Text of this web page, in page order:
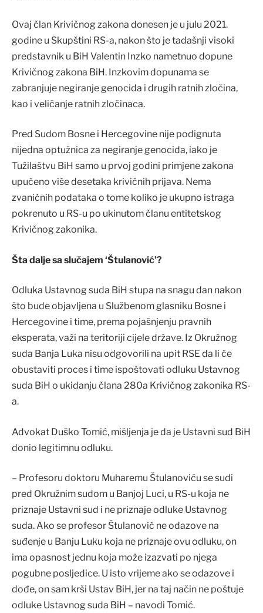
Ovaj član Krivičnog zakona donesen je u julu 2021.
godine u Skupštini RS-a, nakon što je tadašnji visoki
predstavnik u BiH Valentin Inzko nametnuo dopune
Krivičnog zakona BiH. Inzkovim dopunama se
zabranjuje negiranje genocida i drugih ratnih zločina,
kao i veličanje ratnih zločinaca.
Pred Sudom Bosne i Hercegovine nije podignuta
nijedna optužnica za negiranje genocida, iako je
Tužilaštvu BiH samo u prvoj godini primjene zakona
upućeno više desetaka krivičnih prijava. Nema
zvaničnih podataka o tome koliko je ukupno istraga
pokrenuto u RS-u po ukinutom članu entitetskog
Krivičnog zakonika.
Šta dalje sa slučajem ‘Štulanović’?
Odluka Ustavnog suda BiH stupa na snagu dan nakon
što bude objavljena u Službenom glasniku Bosne i
Hercegovine i time, prema pojašnjenju pravnih
eksperata, važi na teritoriji cijele države. Iz Okružnog
suda Banja Luka nisu odgovorili na upit RSE da li će
obustaviti proces i time ispoštovati odluku Ustavnog
suda BiH o ukidanju člana 280a Krivičnog zakonika RS-
a.
Advokat Duško Tomić, mišljenja je da je Ustavni sud BiH
donio legitimnu odluku.
– Profesoru doktoru Muharemu Štulanoviću se sudi
pred Okružnim sudom u Banjoj Luci, u RS-u koja ne
priznaje Ustavni sud i ne priznaje odluke Ustavnog
suda. Ako se profesor Štulanović ne odazove na
suđenje u Banju Luku koja ne priznaje ovu odluku, on
ima opasnost jednu koja može izazvati po njega
pogubne posljedice. U isto vrijeme ako se odazove i
dođe, on sam krši Ustav BiH, jer na taj način ne poštuje
odluke Ustavnog suda BiH – navodi Tomić.